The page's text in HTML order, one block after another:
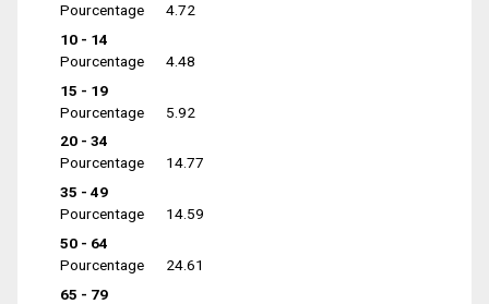
Pourcentage
4.72
10 - 14
Pourcentage
4.48
15 - 19
Pourcentage
5.92
20 - 34
Pourcentage
14.77
35 - 49
Pourcentage
14.59
50 - 64
Pourcentage
24.61
65 - 79